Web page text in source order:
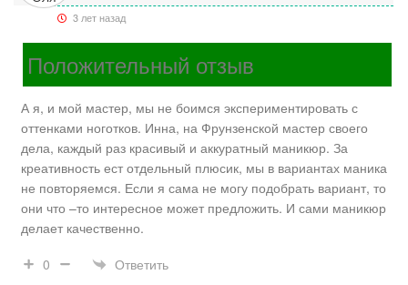
3 лет назад
Положительный отзыв
А я, и мой мастер, мы не боимся экспериментировать с
оттенками ноготков. Инна, на Фрунзенской мастер своего
дела, каждый раз красивый и аккуратный маникюр. За
креативность ест отдельный плюсик, мы в вариантах маника
не повторяемся. Если я сама не могу подобрать вариант, то
они что –то интересное может предложить. И сами маникюр
делает качественно.
0
Ответить